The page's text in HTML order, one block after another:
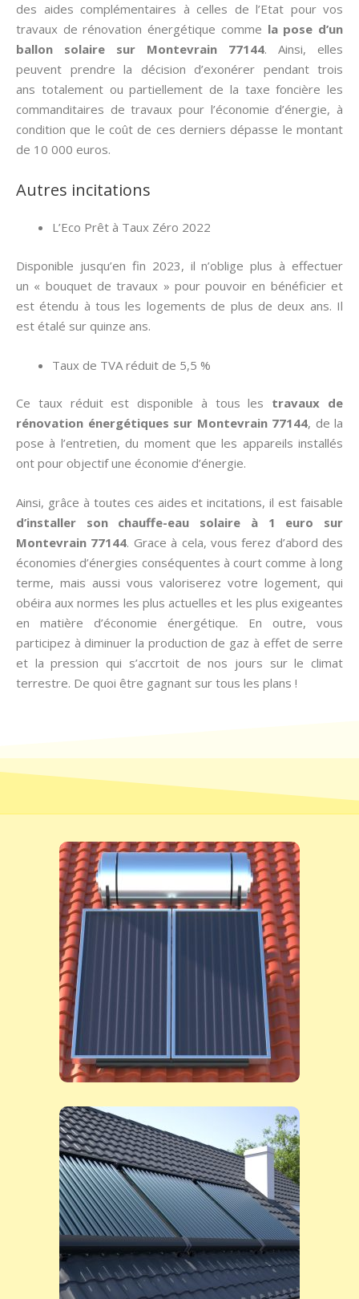
des aides complémentaires à celles de l’Etat pour vos
travaux de rénovation énergétique comme la pose d’un
ballon solaire sur Montevrain 77144. Ainsi, elles
peuvent prendre la décision d’exonérer pendant trois
ans totalement ou partiellement de la taxe foncière les
commanditaires de travaux pour l’économie d’énergie, à
condition que le coût de ces derniers dépasse le montant
de 10 000 euros.
Autres incitations
L’Eco Prêt à Taux Zéro 2022
Disponible jusqu’en fin 2023, il n’oblige plus à effectuer
un « bouquet de travaux » pour pouvoir en bénéficier et
est étendu à tous les logements de plus de deux ans. Il
est étalé sur quinze ans.
Taux de TVA réduit de 5,5 %
Ce taux réduit est disponible à tous les travaux de
rénovation énergétiques sur Montevrain 77144, de la
pose à l’entretien, du moment que les appareils installés
ont pour objectif une économie d’énergie.
Ainsi, grâce à toutes ces aides et incitations, il est faisable
d’installer son chauffe-eau solaire à 1 euro sur
Montevrain 77144. Grace à cela, vous ferez d’abord des
économies d’énergies conséquentes à court comme à long
terme, mais aussi vous valoriserez votre logement, qui
obéira aux normes les plus actuelles et les plus exigeantes
en matière d’économie énergétique. En outre, vous
participez à diminuer la production de gaz à effet de serre
et la pression qui s’accrtoit de nos jours sur le climat
terrestre. De quoi être gagnant sur tous les plans !